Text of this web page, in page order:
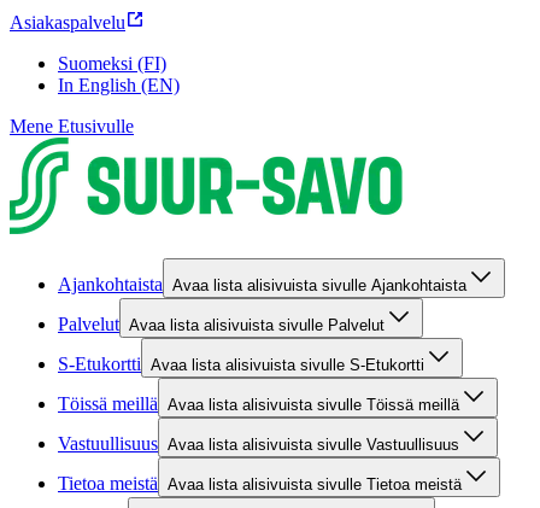
Asiakaspalvelu
Suomeksi (FI)
In English (EN)
Mene Etusivulle
Ajankohtaista Avaa lista alisivuista sivulle Ajankohtaista
Palvelut Avaa lista alisivuista sivulle Palvelut
S-Etukortti Avaa lista alisivuista sivulle S-Etukortti
Töissä meillä Avaa lista alisivuista sivulle Töissä meillä
Vastuullisuus Avaa lista alisivuista sivulle Vastuullisuus
Tietoa meistä Avaa lista alisivuista sivulle Tietoa meistä